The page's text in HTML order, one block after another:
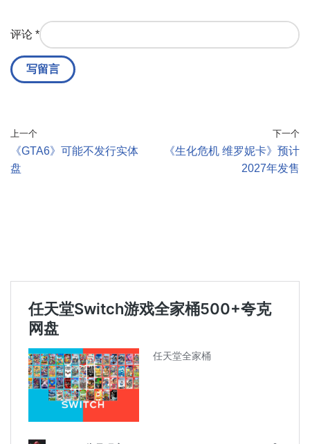
评论 *
上一个
《GTA6》可能不发行实体
盘
下一个
《生化危机 维罗妮卡》预计
2027年发售